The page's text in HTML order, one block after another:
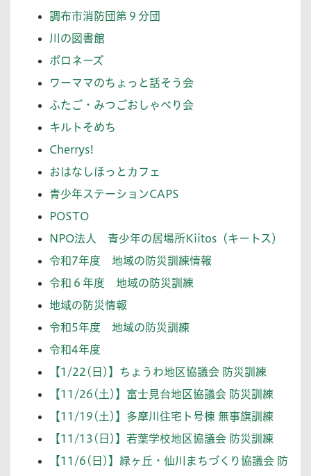
調布市消防団第９分団
川の図書館
ポロネーズ
ワーママのちょっと話そう会
ふたご・みつごおしゃべり会
キルトそめち
Cherrys!
おはなしほっとカフェ
青少年ステーションCAPS
POSTO
NPO法人 青少年の居場所Kiitos（キートス）
令和7年度 地域の防災訓練情報
令和６年度 地域の防災訓練
地域の防災情報
令和5年度 地域の防災訓練
令和4年度
【1/22(日)】ちょうわ地区協議会 防災訓練
【11/26(土)】富士見台地区協議会 防災訓練
【11/19(土)】多摩川住宅ト号棟 無事旗訓練
【11/13(日)】若葉学校地区協議会 防災訓練
【11/6(日)】緑ヶ丘・仙川まちづくり協議会 防